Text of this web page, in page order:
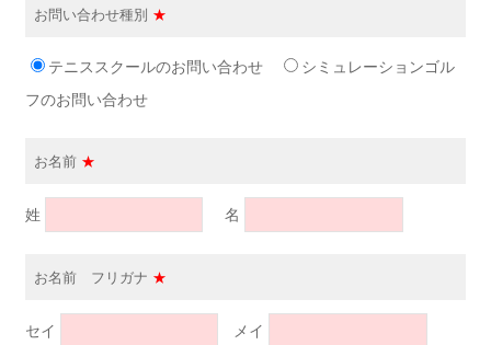
お問い合わせ種別 ★
テニススクールのお問い合わせ
シミュレーションゴル
フのお問い合わせ
お名前 ★
姓 名
お名前 フリガナ ★
セイ メイ